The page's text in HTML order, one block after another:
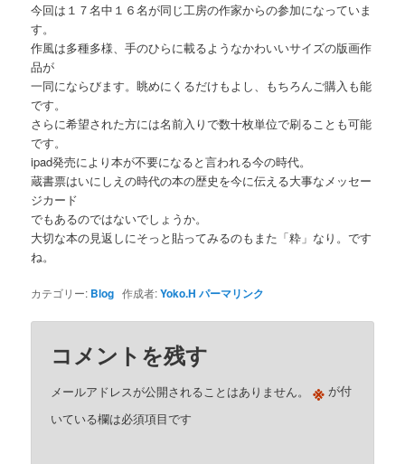
今回は１７名中１６名が同じ工房の作家からの参加になっていま
す。
作風は多種多様、手のひらに載るようなかわいいサイズの版画作
品が
一同にならびます。眺めにくるだけもよし、もちろんご購入も能
です。
さらに希望された方には名前入りで数十枚単位で刷ることも可能
です。
ipad発売により本が不要になると言われる今の時代。
蔵書票はいにしえの時代の本の歴史を今に伝える大事なメッセー
ジカード
でもあるのではないでしょうか。
大切な本の見返しにそっと貼ってみるのもまた「粋」なり。です
ね。
カテゴリー: Blog 作成者:Yoko.H パーマリンク
コメントを残す
メールアドレスが公開されることはありません。 ※ が付
いている欄は必須項目です